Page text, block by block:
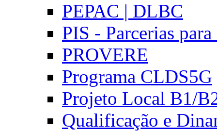
PEPAC | DLBC
PIS - Parcerias
PROVERE
Programa CLDS5G
Projeto Local B1/
Qualificação e